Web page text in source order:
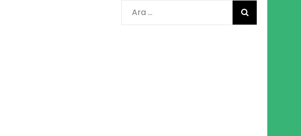
Arama: